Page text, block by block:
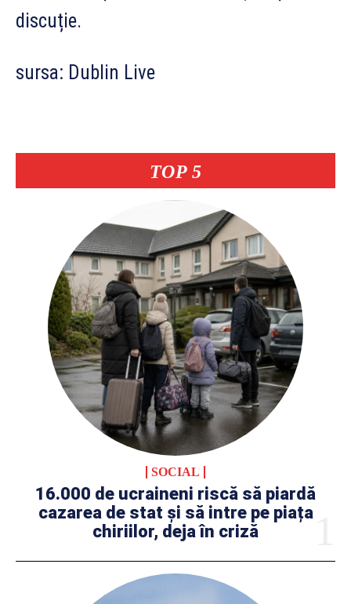
TOP 5
SOCIAL
16.000 de ucraineni riscă să piardă
cazarea de stat și să intre pe piața
chiriilor, deja în criză
discuție.
sursa: Dublin Live